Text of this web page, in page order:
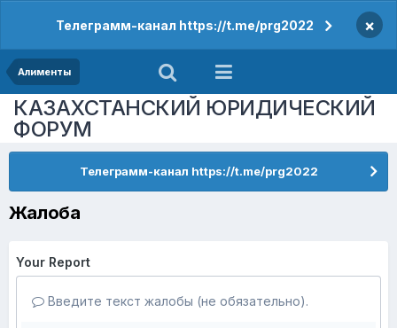
Телеграмм-канал https://t.me/prg2022 ×
Алименты
КАЗАХСТАНСКИЙ ЮРИДИЧЕСКИЙ
ФОРУМ
Телеграмм-канал https://t.me/prg2022
Жалоба
Your Report
Введите текст жалобы (не обязательно).